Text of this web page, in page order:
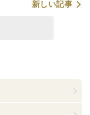
新しい記事